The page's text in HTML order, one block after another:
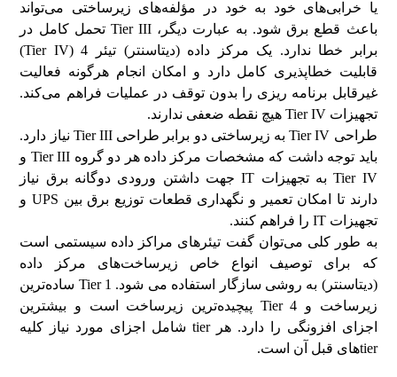
یا خرابی‌های خود به خود در مؤلفه‌های زیرساختی می‌تواند
باعث قطع برق شود. به عبارت دیگر، Tier III تحمل کامل در
برابر خطا ندارد. یک مرکز داده (دیتاسنتر) تیئر 4 (Tier IV)
قابلیت خطاپذیری کامل دارد و امکان انجام هرگونه فعالیت
غیرقابل برنامه ریزی را بدون توقف در عملیات فراهم می‌کند.
تجهیزات Tier IV هیچ نقطه‌ ضعفی ندارند.
طراحی Tier IV به زیرساختی دو برابر طراحی Tier III نیاز دارد.
باید توجه داشت که مشخصات مرکز داده هر دو گروه Tier III و
Tier IV به تجهیزات IT جهت داشتن ورودی دوگانه برق نیاز
دارند تا امکان تعمیر و نگهداری قطعات توزیع برق بین UPS و
تجهیزات IT را فراهم کنند.
به طور کلی می‌توان گفت تیئرهای مراکز داده سیستمی است
که برای توصیف انواع خاص زیرساخت‌های مرکز داده
(دیتاسنتر) به روشی سازگار استفاده می شود. Tier 1 ساده‌ترین
زیرساخت و Tier 4 پیچیده‌ترین زیرساخت است و بیشترین
اجزای افزونگی را دارد. هر tier شامل اجزای مورد نیاز کلیه
tierهای قبل آن است.